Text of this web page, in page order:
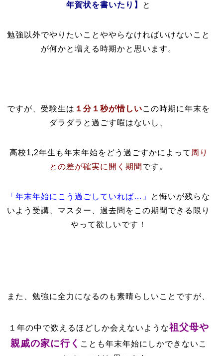
年賀状を書いたり】 と
勉強以外でやりたいことややらなければいけないこと
が何かと増える時期かと思います。
ですが、受験生は １分１秒が惜しいこの時期に年末を
ダラダラと過ごす暇はないし、
高校1,2年生も年末年始をどう過ごすかによって 周り
との差が確実に開く期間 です。
「年末年始にこう過ごしていれば…」 と悔いが残らな
いよう受講、マスター、過去問をこの期間できる限り
やって欲しいです！
また、勉強に全力になるのも素晴らしいことですが、
１年の中で数えるほどしか会えないような祖父母や
親戚の家に行く ことも年末年始にしかできないこ